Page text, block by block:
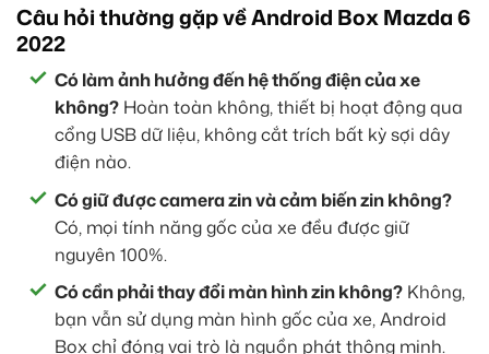
Câu hỏi thường gặp về Android Box Mazda 6
2022
Có làm ảnh hưởng đến hệ thống điện của xe
không? Hoàn toàn không, thiết bị hoạt động qua
cổng USB dữ liệu, không cắt trích bất kỳ sợi dây
điện nào.
Có giữ được camera zin và cảm biến zin không?
Có, mọi tính năng gốc của xe đều được giữ
nguyên 100%.
Có cần phải thay đổi màn hình zin không? Không,
bạn vẫn sử dụng màn hình gốc của xe, Android
Box chỉ đóng vai trò là nguồn phát thông minh.